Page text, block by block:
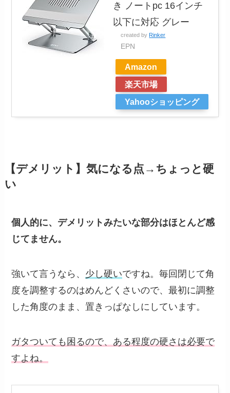
き ノートpc 16インチ
以下に対応 グレー
created by Rinker
EPN
Amazon
楽天市場
Yahooショッピング
【デメリット】気になる点→ちょっと硬
い
個人的に、デメリットみたいな部分はほとんど感
じてません。
強いて言うなら、 少し硬いですね。毎回閉じて角
度を調整するのはめんどくさいので、最初に調整
した角度のまま、置きっぱなしにしています。
ガタついても困るので、ある程度の硬さは必要で
すよね。